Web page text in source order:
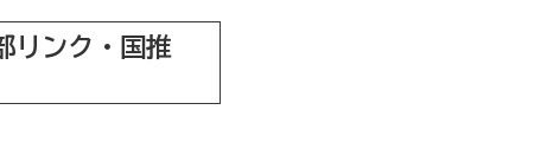
リンク・国推